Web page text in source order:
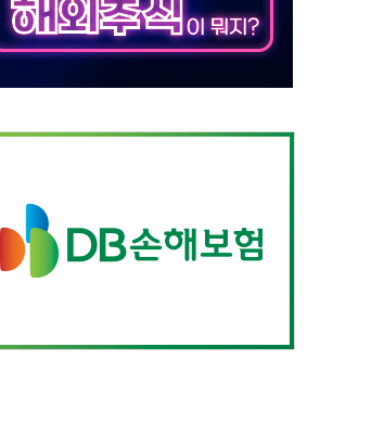
600 지수는 나흘 연속 최고치